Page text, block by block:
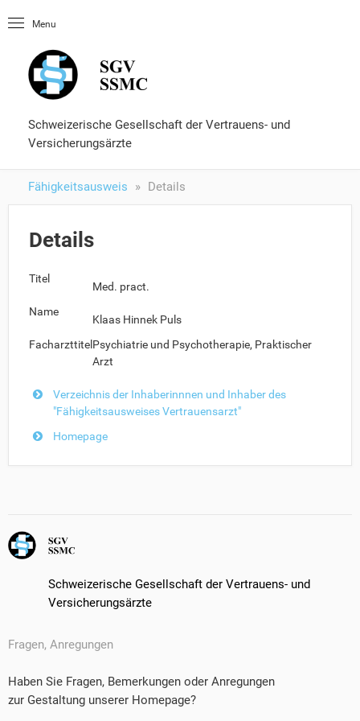
Menu
Schweizerische Gesellschaft der Vertrauens- und
Versicherungsärzte
Fähigkeitsausweis Details
Details
Titel
Med. pract.
Name
Klaas Hinnek Puls
Facharzttitel Psychiatrie und Psychotherapie, Praktischer
Arzt
Verzeichnis der Inhaberinnnen und Inhaber des
"Fähigkeitsausweises Vertrauensarzt"
Homepage
Schweizerische Gesellschaft der Vertrauens- und
Versicherungsärzte
Fragen, Anregungen
Haben Sie Fragen, Bemerkungen oder Anregungen
zur Gestaltung unserer Homepage?
Nachschlagewerke
Fähigkeitsausweis
Formulare und Services